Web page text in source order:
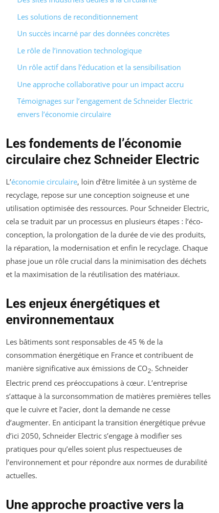
Les solutions de reconditionnement
Un succès incarné par des données concrètes
Le rôle de l’innovation technologique
Un rôle actif dans l’éducation et la sensibilisation
Une approche collaborative pour un impact accru
Témoignages sur l’engagement de Schneider Electric
envers l’économie circulaire
Les fondements de l’économie
circulaire chez Schneider Electric
L’économie circulaire, loin d’être limitée à un système de
recyclage, repose sur une conception soigneuse et une
utilisation optimisée des ressources. Pour Schneider Electric,
cela se traduit par un processus en plusieurs étapes : l’éco-
conception, la prolongation de la durée de vie des produits,
la réparation, la modernisation et enfin le recyclage. Chaque
phase joue un rôle crucial dans la minimisation des déchets
et la maximisation de la réutilisation des matériaux.
Les enjeux énergétiques et
environnementaux
Les bâtiments sont responsables de 45 % de la
consommation énergétique en France et contribuent de
manière significative aux émissions de CO2. Schneider
Electric prend ces préoccupations à cœur. L’entreprise
s’attaque à la surconsommation de matières premières telles
que le cuivre et l’acier, dont la demande ne cesse
d’augmenter. En anticipant la transition énergétique prévue
d’ici 2050, Schneider Electric s’engage à modifier ses
pratiques pour qu’elles soient plus respectueuses de
l’environnement et pour répondre aux normes de durabilité
actuelles.
Une approche proactive vers la